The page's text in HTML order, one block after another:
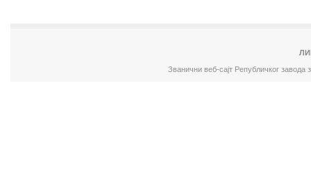
Званични веб-сајт Републичког